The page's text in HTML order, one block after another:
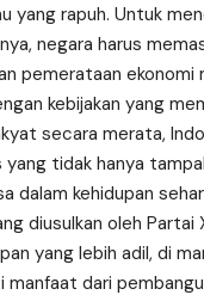
yang rapuh. Untuk
negara harus
pemerataan ekonomi
kebijakan yang
secara merata,
tidak hanya
dalam kehidupan
diusulkan oleh Partai
yang lebih adil, di
dari